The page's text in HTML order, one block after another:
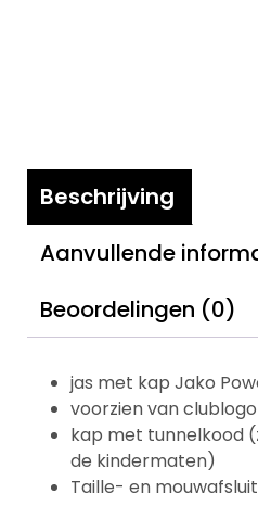
Beschrijving
Aanvullende
Beoordelingen (0)
jas met kap Jako
voorzien van clublogo
kap met tunnelkood
de kindermaten)
Taille- en